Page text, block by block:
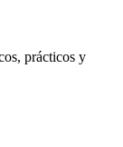
prácticos y